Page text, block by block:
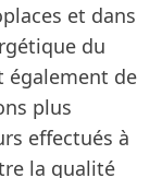
et dans
du
également de
plus
effectués à
la qualité